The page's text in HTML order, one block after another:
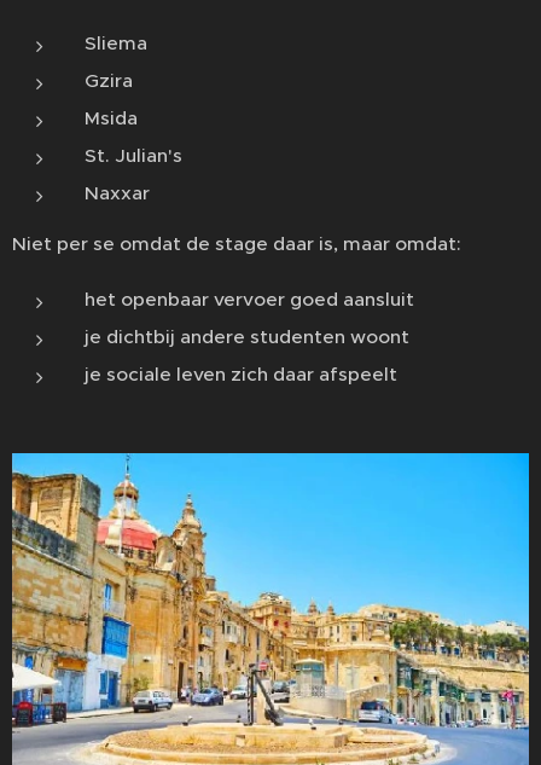
Sliema
Gzira
Msida
St. Julian's
Naxxar
Niet per se omdat de stage daar is, maar omdat:
het openbaar vervoer goed aansluit
je dichtbij andere studenten woont
je sociale leven zich daar afspeelt